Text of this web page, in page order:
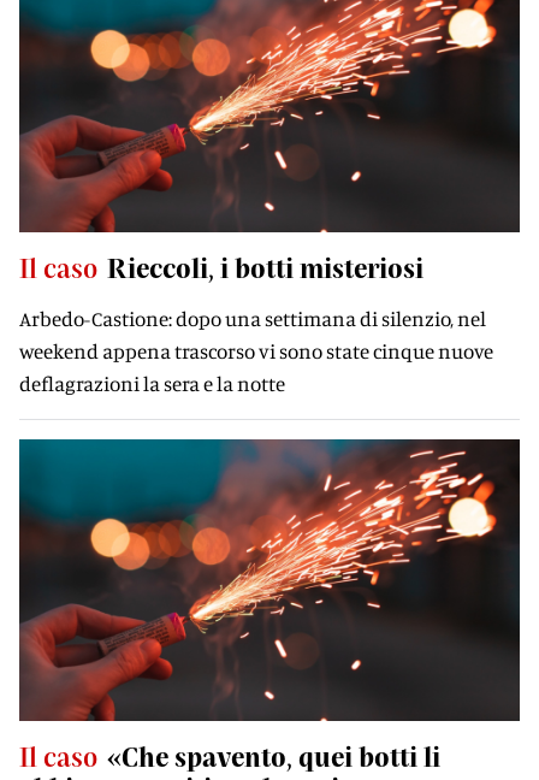
Il caso Rieccoli, i botti misteriosi
Arbedo-Castione: dopo una settimana di silenzio, nel
weekend appena trascorso vi sono state cinque nuove
deflagrazioni la sera e la notte
Il caso «Che spavento, quei botti li